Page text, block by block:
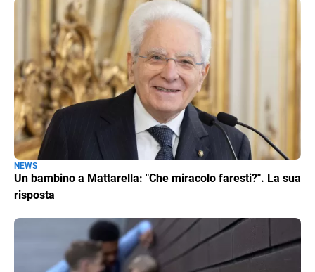
NEWS
Un bambino a Mattarella: "Che miracolo faresti?". La sua
risposta